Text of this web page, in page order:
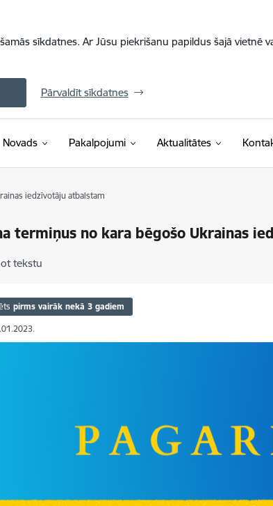
sīkdatnes. Ar Jūsu piekrišanu papildus šajā vietnē
Pārvaldīt sīkdatnes
Novads Pakalpojumi Aktualitātes
iedzīvotāju atbalstam
termiņus no kara bēgošo Ukrainas
tekstu
pirms vairāk nekā 3 gadiem